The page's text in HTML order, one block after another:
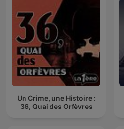
Un Crime, une Histoire :
36, Quai des Orfèvres